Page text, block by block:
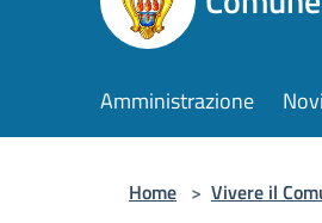
Amministrazione
Home > Vivere il